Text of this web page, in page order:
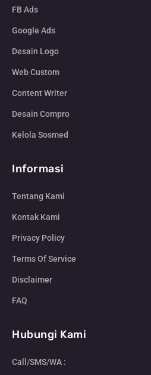
FB Ads
Google Ads
Desain Logo
Web Custom
Content Writer
Desain Compro
Kelola Sosmed
Informasi
Tentang Kami
Kontak Kami
Privacy Policy
Terms Of Service
Disclaimer
FAQ
Hubungi Kami
Call/SMS/WA :